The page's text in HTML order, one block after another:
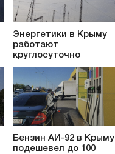
Энергетики в Крыму
работают
круглосуточно
Бензин АИ-92 в Крыму
подешевел до 100